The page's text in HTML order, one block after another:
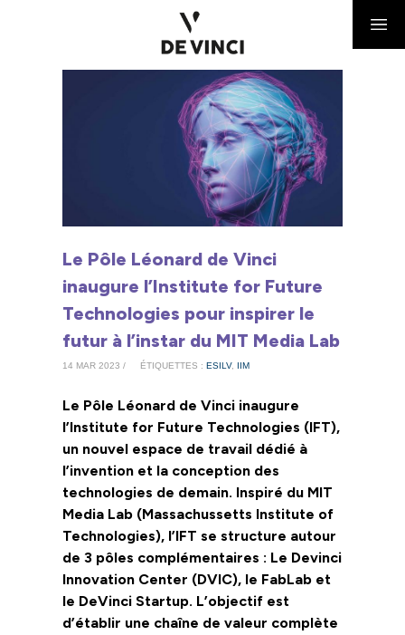
Le Pôle Léonard de Vinci
inaugure l’Institute for Future
Technologies pour inspirer le
futur à l’instar du MIT Media Lab
14 MAR 2023 / ÉTIQUETTES : ESILV, IIM
Le Pôle Léonard de Vinci inaugure
l’Institute for Future Technologies (IFT),
un nouvel espace de travail dédié à
l’invention et la conception des
technologies de demain. Inspiré du MIT
Media Lab (Massachussetts Institute of
Technologies), l’IFT se structure autour
de 3 pôles complémentaires : Le Devinci
Innovation Center (DVIC), le FabLab et
le DeVinci Startup. L’objectif est
d’établir une chaîne de valeur complète